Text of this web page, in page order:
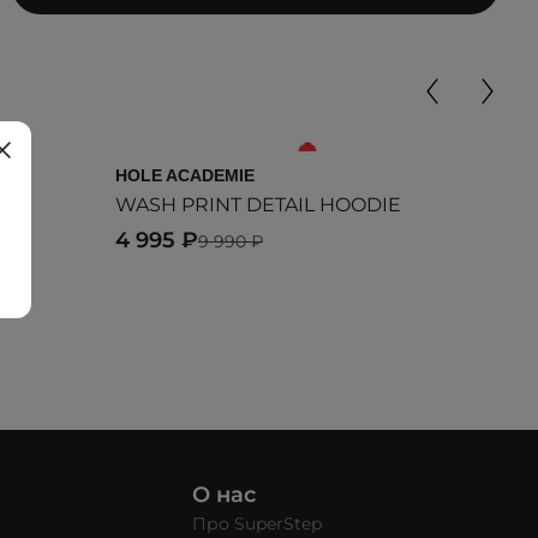
HOLE ACADEMIE
WASH PRINT DETAIL HOODIE
9 990 ₽
4 995 ₽
О нас
Про SuperStep